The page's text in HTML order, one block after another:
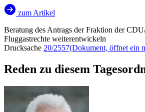
zum Artikel
Beratung des Antrags der Fraktion der
Fluggastrechte weiterentwickeln
Drucksache 20/2557(Dokument, öffnet ein
Reden zu diesem